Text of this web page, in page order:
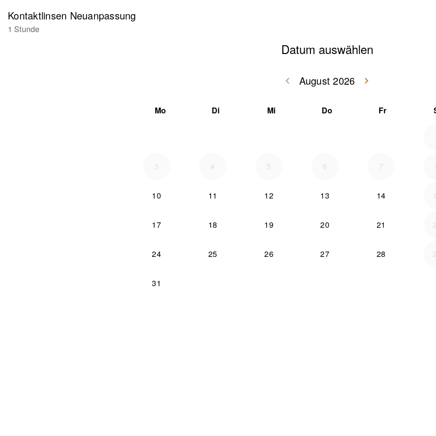
Kontaktlinsen Neuanpassung
1 Stunde
Datum auswählen
August 2026
keyboard_arrow_left
keyboard_arrow_right
Mo Di Mi Do Fr
3 4 5 6 7
10 11 12 13 14
17 18 19 20 21
24 25 26 27 28
31